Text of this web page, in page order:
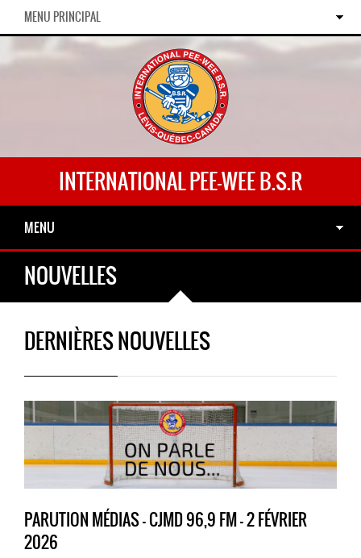
MENU PRINCIPAL
INTERNATIONAL PEE-WEE B.S.R
MENU
NOUVELLES
DERNIÈRES NOUVELLES
PARUTION MÉDIAS - CJMD 96,9 FM - 2 FÉVRIER
2026